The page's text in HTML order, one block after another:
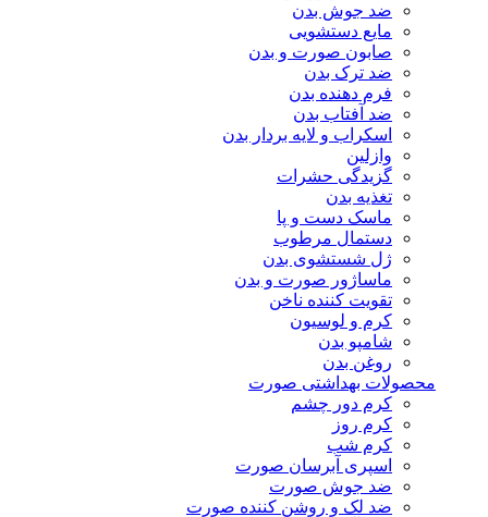
ضد جوش بدن
مایع دستشویی
صابون صورت و بدن
ضد ترک بدن
فرم دهنده بدن
ضد آفتاب بدن
اسکراب و لایه بردار بدن
وازلین
گزیدگی حشرات
تغذیه بدن
ماسک دست و پا
دستمال مرطوب
ژل شستشوی بدن
ماساژور صورت و بدن
تقویت کننده ناخن
کرم و لوسیون
شامپو بدن
روغن بدن
محصولات بهداشتی صورت
کرم دور چشم
کرم روز
کرم شب
اسپری آبرسان صورت
ضد جوش صورت
ضد لک و روشن کننده صورت